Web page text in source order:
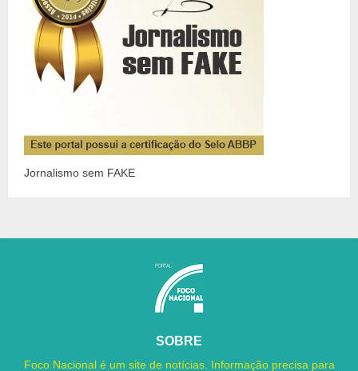
Jornalismo sem FAKE
SOBRE
Foco Nacional é um site de notícias. Informação precisa para